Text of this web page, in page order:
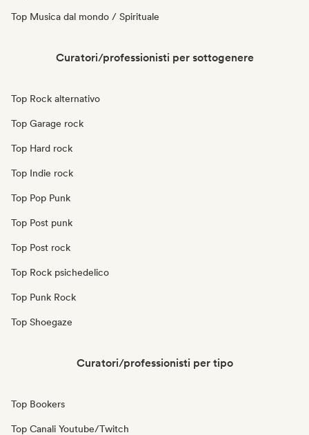
Top Musica dal mondo / Spirituale
Curatori/professionisti per sottogenere
Top Rock alternativo
Top Garage rock
Top Hard rock
Top Indie rock
Top Pop Punk
Top Post punk
Top Post rock
Top Rock psichedelico
Top Punk Rock
Top Shoegaze
Curatori/professionisti per tipo
Top Bookers
Top Canali Youtube/Twitch